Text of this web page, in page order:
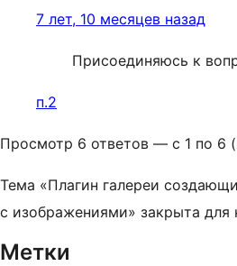
7 лет, 10 месяцев назад
Присоединяюсь к
п.2
Просмотр 6 ответов — с 1 по 6
Тема «Плагин галереи
с изображениями» закрыта для
Метки